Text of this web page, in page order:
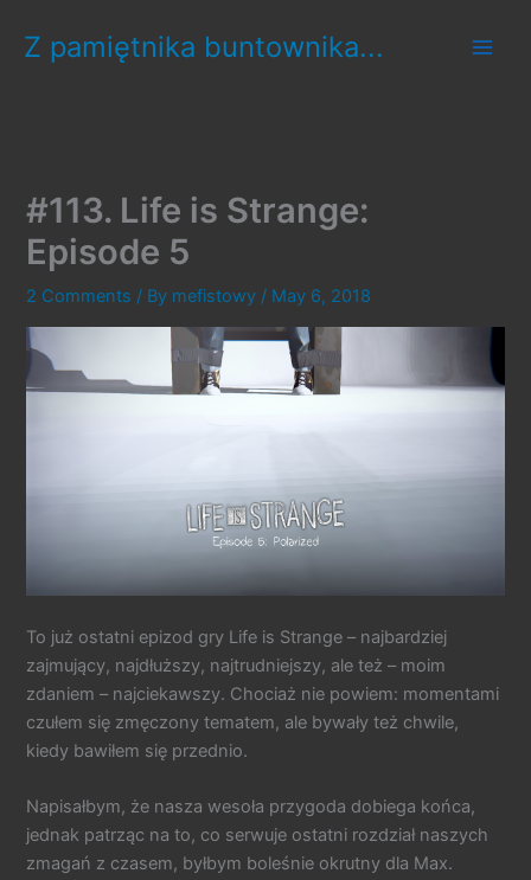
content
Z pamiętnika buntownika...
#113. Life is Strange:
Episode 5
2 Comments / By mefistowy / May 6, 2018
To już ostatni epizod gry Life is Strange – najbardziej
zajmujący, najdłuższy, najtrudniejszy, ale też – moim
zdaniem – najciekawszy. Chociaż nie powiem: momentami
czułem się zmęczony tematem, ale bywały też chwile,
kiedy bawiłem się przednio.
Napisałbym, że nasza wesoła przygoda dobiega końca,
jednak patrząc na to, co serwuje ostatni rozdział naszych
zmagań z czasem, byłbym boleśnie okrutny dla Max.